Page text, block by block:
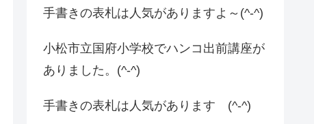
手書きの表札は人気がありますよ～(^-^)
小松市立国府小学校でハンコ出前講座が
ありました。(^-^)
手書きの表札は人気があります (^-^)